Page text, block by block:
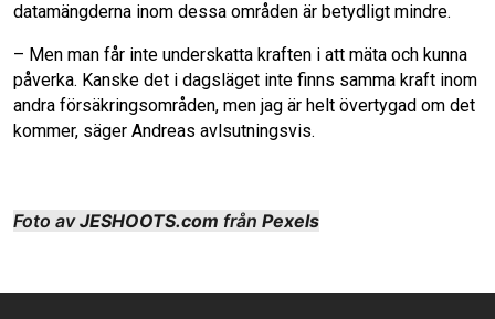
datamängderna inom dessa områden är betydligt mindre.
– Men man får inte underskatta kraften i att mäta och kunna
påverka. Kanske det i dagsläget inte finns samma kraft inom
andra försäkringsområden, men jag är helt övertygad om det
kommer, säger Andreas avlsutningsvis.
Foto avJESHOOTS.com från Pexels